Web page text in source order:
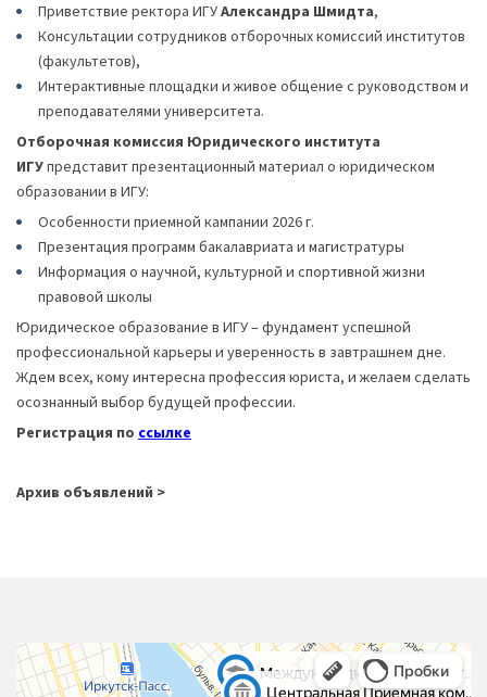
Приветствие ректора ИГУАлександра Шмидта,
Консультации сотрудников отборочных комиссий институтов
(факультетов),
Интерактивные площадки и живое общение с руководством и
преподавателями университета.
Отборочная комиссия Юридического института
ИГУпредставит презентационный материал о юридическом
образовании в ИГУ:
Особенности приемной кампании 2026 г.
Презентация программ бакалавриата и магистратуры
Информация о научной, культурной и спортивной жизни
правовой школы
Юридическое образование в ИГУ – фундамент успешной
профессиональной карьеры и уверенность в завтрашнем дне.
Ждем всех, кому интересна профессия юриста, и желаем сделать
осознанный выбор будущей профессии.
Регистрация по ссылке
Архив объявлений >